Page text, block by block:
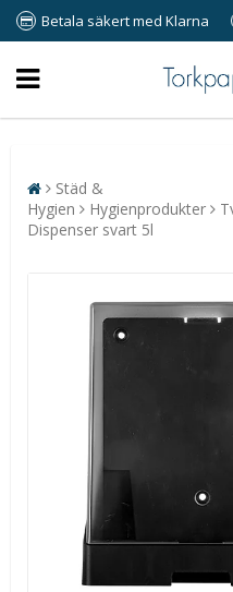
Betala säkert med Klarna
Städ &
Hygien
Hygienprodukter
Dispenser svart 5l